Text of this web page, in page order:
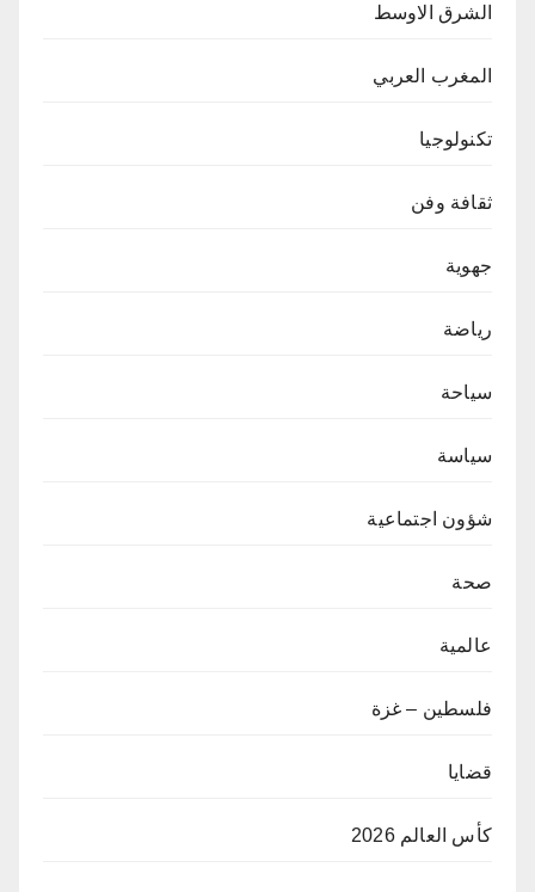
الشرق الاوسط
المغرب العربي
تكنولوجيا
ثقافة وفن
جهوية
رياضة
سياحة
سياسة
شؤون اجتماعية
صحة
عالمية
فلسطين – غزة
قضايا
كأس العالم 2026